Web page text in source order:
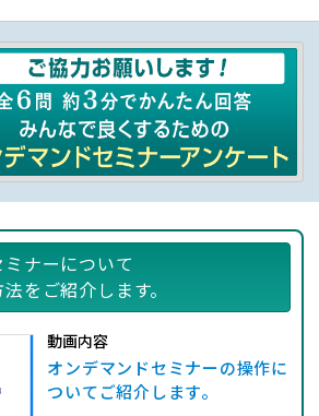
ナーについて
をご紹介します。
動画内容
オンデマンドセミナーの操作に
ついてご紹介します。